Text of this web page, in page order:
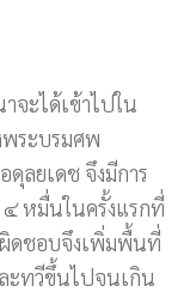
จะได้เข้าไปใน
ระบรมศพ
ลยเดช จึงมีการ
หมื่นในครั้งแรกที่
ดชอบจึงเพิ่มพื้นที่
ะทวีขึ้นไปจนเกิน